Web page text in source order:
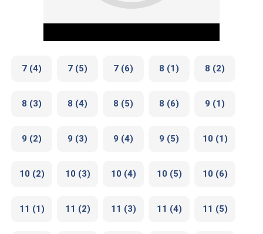
Play Video
7 (4) 7 (5) 7 (6) 8 (1) 8 (2)
8 (3) 8 (4) 8 (5) 8 (6) 9 (1)
9 (2) 9 (3) 9 (4) 9 (5) 10 (1)
10 (2) 10 (3) 10 (4) 10 (5) 10 (6)
11 (1) 11 (2) 11 (3) 11 (4) 11 (5)